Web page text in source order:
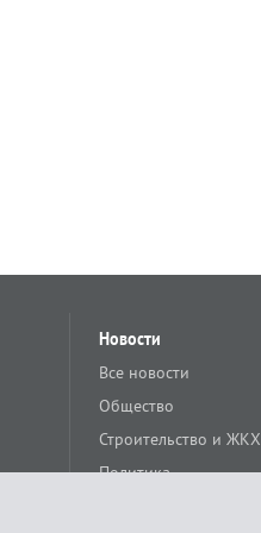
Новости
Все новости
Общество
Строительство и ЖКХ
Политика